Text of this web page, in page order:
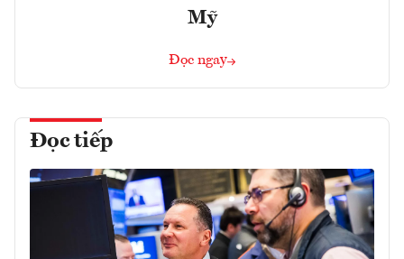
Mỹ
Đọc ngay
Đọc tiếp